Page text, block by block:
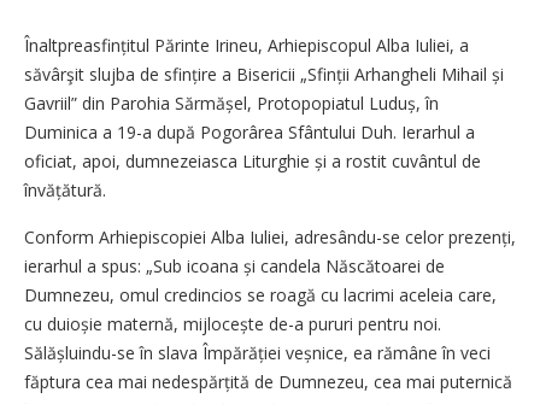
Înaltpreasfințitul Părinte Irineu, Arhiepiscopul Alba Iuliei, a
săvârşit slujba de sfințire a Bisericii „Sfinții Arhangheli Mihail și
Gavriil” din Parohia Sărmășel, Protopopiatul Luduș, în
Duminica a 19-a după Pogorârea Sfântului Duh. Ierarhul a
oficiat, apoi, dumnezeiasca Liturghie și a rostit cuvântul de
învățătură.
Conform Arhiepiscopiei Alba Iuliei, adresându-se celor prezenți,
ierarhul a spus: „Sub icoana și candela Născătoarei de
Dumnezeu, omul credincios se roagă cu lacrimi aceleia care,
cu duioșie maternă, mijlocește de-a pururi pentru noi.
Sălășluindu-se în slava Împărăției veș­nice, ea rămâne în veci
făptura cea mai nedespărțită de Dumnezeu, cea mai puternică